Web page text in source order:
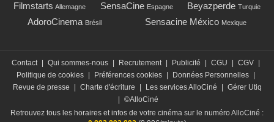
Filmstarts Allemagne SensaCine Espagne Beyazperde Turquie
AdoroCinema Brésil Sensacine México Mexique
Contact Qui sommes-nous Recrutement Publicité CGU CGV
Politique de cookies
Préférences cookies Données Personnelles
Revue de presse
Charte d'écriture Les services AlloCiné
Gérer Utiq
©AlloCiné
Retrouvez tous les horaires et infos de votre cinéma sur le numéro AlloCiné :